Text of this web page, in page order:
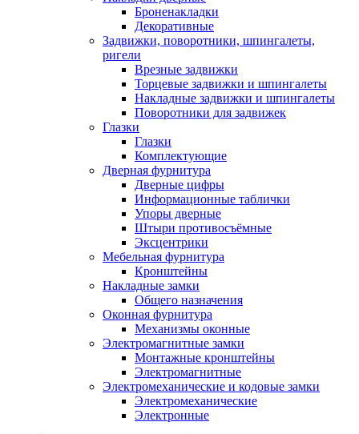
Броненакладки
Декоративные
Задвижки, поворотники, шпингалеты,
ригели
Врезные задвижки
Торцевые задвижки и шпингалеты
Накладные задвижки и шпингалеты
Поворотники для задвижек
Глазки
Глазки
Комплектующие
Дверная фурнитура
Дверные цифры
Информационные таблички
Упоры дверные
Штыри противосъёмные
Эксцентрики
Мебельная фурнитура
Кронштейны
Накладные замки
Общего назначения
Оконная фурнитура
Механизмы оконные
Электромагнитные замки
Монтажные кронштейны
Электромагнитные
Электромеханические и кодовые замки
Электромеханические
Электронные